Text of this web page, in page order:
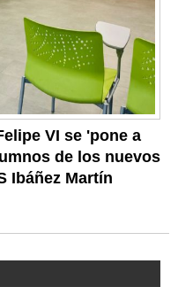
VI se 'pone a
de los nuevos
Ibáñez Martín